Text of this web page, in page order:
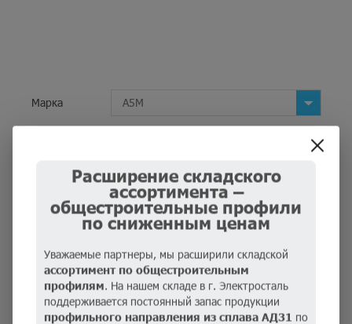
Марка А5М
В наличии
Цена: По запросу
Купить
Вернуться в каталог
Расширение складского
ассортимента –
общестроительные профили
по сниженным ценам
Уважаемые партнеры, мы расширили складской
ассортимент по общестроительным
профилям. На нашем складе в г. Электросталь
поддерживается постоянный запас продукции
профильного направления из сплава АД31 по